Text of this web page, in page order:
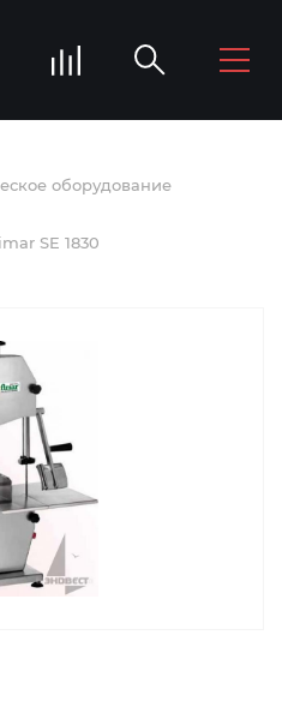
оборудование
SE 1830